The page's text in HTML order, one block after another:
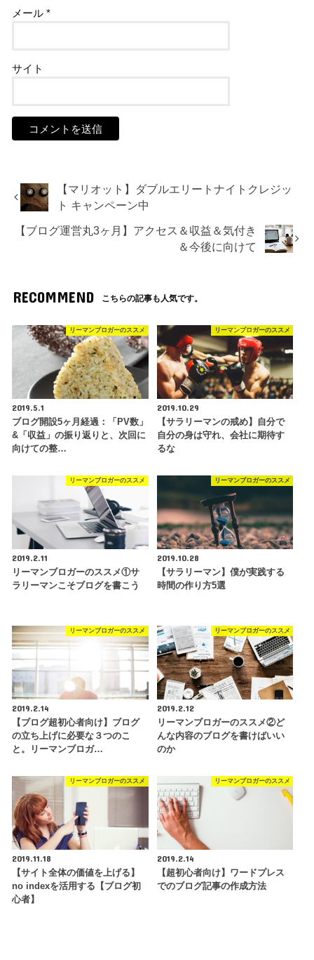
メール*
サイト
【マリオット】ダブルエリートナイトクレジッ
ト キャンペーン中
【ブログ運営丸3ヶ月】アクセス＆収益＆気付き
＆今後に向けて
RECOMMEND こちらの記事も人気です。
リーマンブロガーのススメ
2019.5.1
ブログ開設5ヶ月経過：「PV数」
&「収益」の振り返りと、次回に
向けての整…
リーマンブロガーのススメ
2019.10.29
【サラリーマンの戒め】自分で
自分の身は守れ、会社に期待す
るな
リーマンブロガーのススメ
2019.2.11
リーマンブロガーのススメ①サ
ラリーマンこそブログを書こう
リーマンブロガーのススメ
2019.10.28
【サラリーマン】僕が実践する
時間の作り方5選
リーマンブロガーのススメ
2019.2.14
【ブログ超初心者向け】ブログ
の立ち上げに必要な３つのこ
と。リーマンブロガ…
リーマンブロガーのススメ
2019.2.12
リーマンブロガーのススメ②ど
んな内容のブログを書けばいい
のか
リーマンブロガーのススメ
2019.11.18
【サイト全体の価値を上げる】
no indexを活用する【ブログ初
心者】
リーマンブロガーのススメ
2019.2.14
【超初心者向け】ワードプレス
でのブログ記事の作成方法